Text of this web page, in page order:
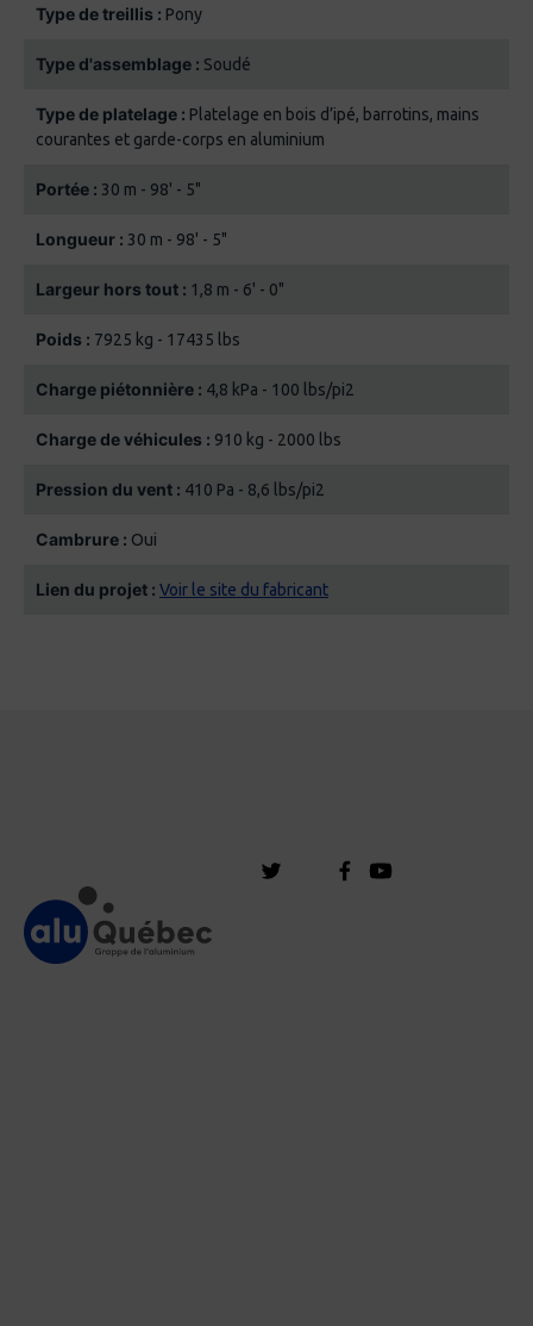
Type de treillis : Pony
Type d'assemblage : Soudé
Type de platelage :
courantes et garde-corps en aluminium
Portée : 30 m - 98' - 5"
Longueur : 30 m - 98' - 5"
Largeur hors tout : 1,8 m - 6' - 0"
Poids : 7925 kg - 17435 lbs
Charge piétonnière : 4,8 kPa - 100 lbs/pi2
Charge de véhicules : 910 kg - 2000 lbs
Pression du vent : 410 Pa - 8,6 lbs/pi2
Cambrure : Oui
Lien du projet : Voir le site du fabricant